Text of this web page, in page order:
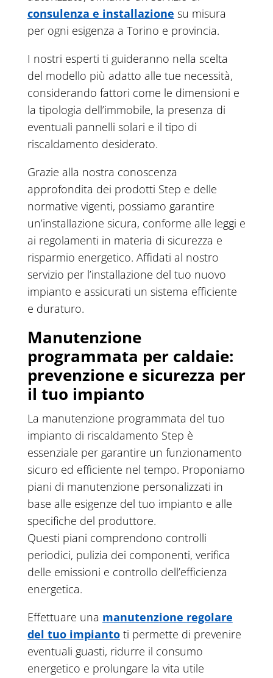
consulenza e installazione su misura
per ogni esigenza a Torino e provincia.
I nostri esperti ti guideranno nella scelta
del modello più adatto alle tue necessità,
considerando fattori come le dimensioni e
la tipologia dell’immobile, la presenza di
eventuali pannelli solari e il tipo di
riscaldamento desiderato.
Grazie alla nostra conoscenza
approfondita dei prodotti Step e delle
normative vigenti, possiamo garantire
un’installazione sicura, conforme alle leggi e
ai regolamenti in materia di sicurezza e
risparmio energetico. Affidati al nostro
servizio per l’installazione del tuo nuovo
impianto e assicurati un sistema efficiente
e duraturo.
Manutenzione
programmata per caldaie:
prevenzione e sicurezza per
il tuo impianto
La manutenzione programmata del tuo
impianto di riscaldamento Step è
essenziale per garantire un funzionamento
sicuro ed efficiente nel tempo. Proponiamo
piani di manutenzione personalizzati in
base alle esigenze del tuo impianto e alle
specifiche del produttore.
Questi piani comprendono controlli
periodici, pulizia dei componenti, verifica
delle emissioni e controllo dell’efficienza
energetica.
Effettuare una manutenzione regolare
del tuo impiantoti permette di prevenire
eventuali guasti, ridurre il consumo
energetico e prolungare la vita utile